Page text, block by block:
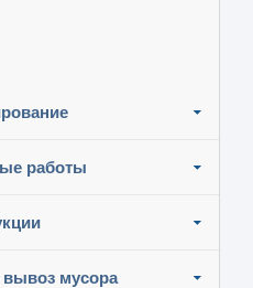
работы
вывоз мусора